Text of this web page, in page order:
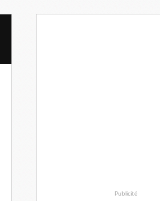
Publicité